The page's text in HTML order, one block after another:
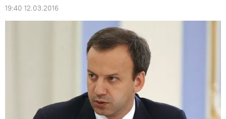
19:40 12.03.2016